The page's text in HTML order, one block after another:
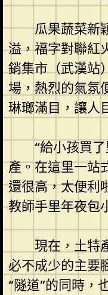
瓜果蔬菜新
溢，福字對聯紅
銷集市（武漢站
場，熱烈的氣氛
琳瑯滿目，讓人
“給小孩買
產。在這里一站
還很高，太便利
教師手里年夜包
現在，土特
必不成少的主要
“隧道”的同時，